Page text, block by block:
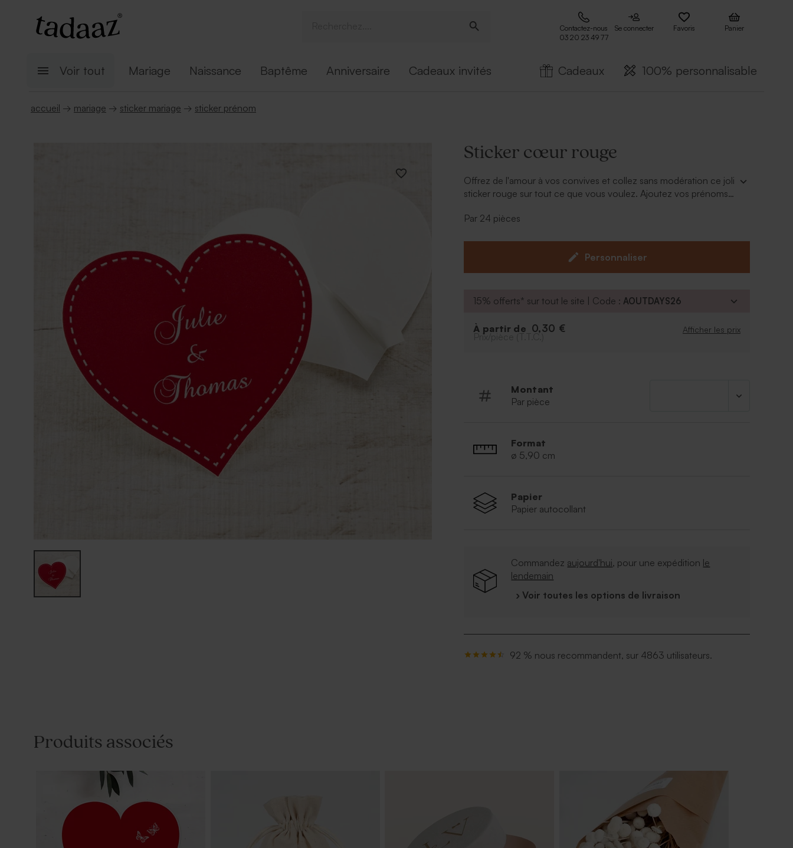
Contactez-nous
03 20 23 49 77
Se connecter Favoris Panier
Voir tout Mariage Naissance Baptême Anniversaire Cadeaux invités Cadeaux 100% personnalisable
accueil → mariage → sticker mariage → sticker prénom
Sticker cœur rouge
Offrez de l'amour à vos convives et collez sans modération ce joli
sticker rouge sur tout ce que vous voulez. Ajoutez vos prénoms
Par 24 pièces
Personnaliser
15% offerts* sur tout le site | Code :AOUTDAYS26
À partir de 0,30 € Afficher les prix
Prix/pièce (T.T.C.)
Montant
Par pièce
Format
ø 5,90 cm
Papier
Papier autocollant
Commandez aujourd'hui, pour une expédition le
lendemain
› Voir toutes les options de livraison
92 % nous recommandent, sur 4863 utilisateurs.
Produits associés